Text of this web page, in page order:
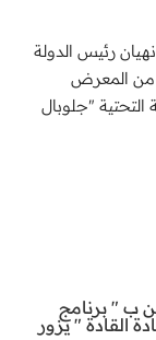
رئيس الدولة
من المعرض
التحتية "جلوبال
ب " برنامج
القادة " يزور